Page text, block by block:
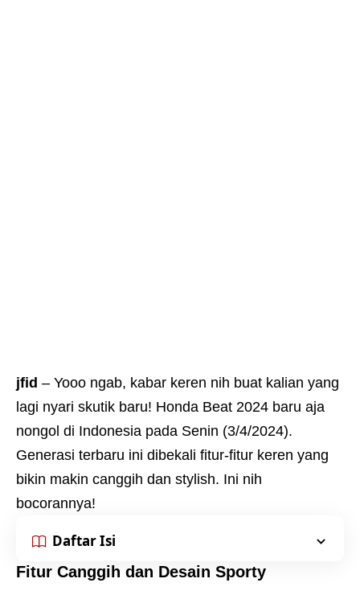
jfid – Yooo ngab, kabar keren nih buat kalian yang
lagi nyari skutik baru! Honda Beat 2024 baru aja
nongol di Indonesia pada Senin (3/4/2024).
Generasi terbaru ini dibekali fitur-fitur keren yang
bikin makin canggih dan stylish. Ini nih
bocorannya!
Daftar Isi
Fitur Canggih dan Desain Sporty